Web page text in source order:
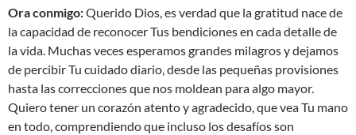
Ora conmigo:Querido Dios, es verdad que la gratitud nace de
la capacidad de reconocer Tus bendiciones en cada detalle de
la vida. Muchas veces esperamos grandes milagros y dejamos
de percibir Tu cuidado diario, desde las pequeñas provisiones
hasta las correcciones que nos moldean para algo mayor.
Quiero tener un corazón atento y agradecido, que vea Tu mano
en todo, comprendiendo que incluso los desafíos son